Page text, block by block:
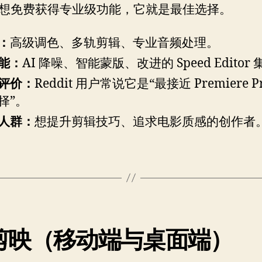
免费获得专业级功能，它就是最佳选择。
高级调色、多轨剪辑、专业音频处理。
： AI 降噪、智能蒙版、改进的 Speed Editor 集
价： Reddit 用户常说它是“最接近 Premiere
”。
群： 想提升剪辑技巧、追求电影质感的创作者。
映（移动端与桌面端）